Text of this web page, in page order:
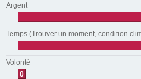
Argent
Temps (Trouver un moment, condition
Volonté
0